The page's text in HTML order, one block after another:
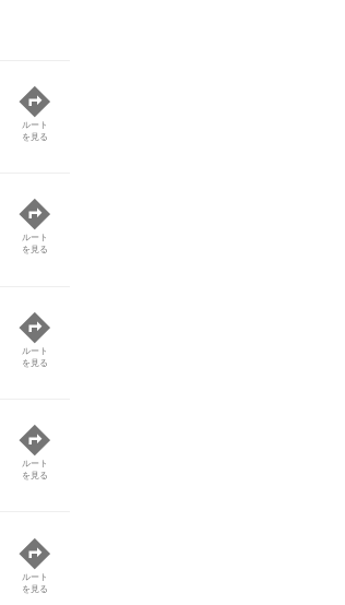
ルート
を見る
ルート
を見る
ルート
を見る
ルート
を見る
ルート
を見る